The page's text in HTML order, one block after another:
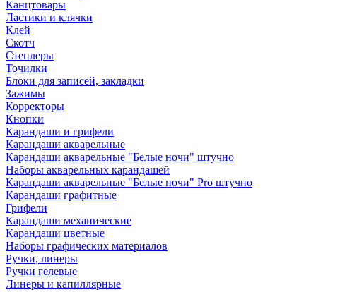
Канцтовары
Ластики и клячки
Клей
Скотч
Степлеры
Точилки
Блоки для записей, закладки
Зажимы
Корректоры
Кнопки
Карандаши и грифели
Карандаши акварельные
Карандаши акварельные "Белые ночи" штучно
Наборы акварельных карандашей
Карандаши акварельные "Белые ночи" Pro штучно
Карандаши графитные
Грифели
Карандаши механические
Карандаши цветные
Наборы графических материалов
Ручки, линеры
Ручки гелевые
Линеры и капиллярные